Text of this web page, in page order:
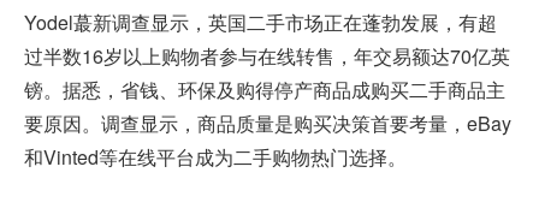
Yodel蕞新调查显示，英国二手市场正在蓬勃发展，有超
过半数16岁以上购物者参与在线转售，年交易额达70亿英
镑。据悉，省钱、环保及购得停产商品成购买二手商品主
要原因。调查显示，商品质量是购买决策首要考量，eBay
和Vinted等在线平台成为二手购物热门选择。